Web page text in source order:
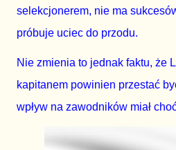
selekcjonerem, nie ma
próbuje uciec do przodu.
Nie zmienia to jednak faktu, że
kapitanem powinien przestać
wpływ na zawodników miał